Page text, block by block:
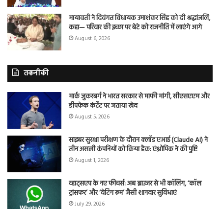
मायावती ने दिवंगत विधायक उमाशंकर सिंह को दी श्रद्धांजलि,
कहा— परिवार की इच्छा पर बेटे को राजनीति में लाएंगे आगे
August 6, 2026
तकनीकी
मार्क जुकरबर्ग ने भारत सरकार से माफी मांगी, सीएसएएम और
डीपफेक कंटेंट पर जताया खेद
August 5, 2026
साइबर सुरक्षा परीक्षण के दौरान क्लॉड एआई (Claude AI) ने
तीन असली कंपनियों को किया हैक: एंथ्रोपिक ने की पुष्टि
August 1, 2026
व्हाट्सएप के नए फीचर्स: अब ब्राउजर से भी कॉलिंग, ‘कॉल
ट्रांसफर’ और ‘वेटिंग रूम’ जैसी शानदार सुविधाएं
July 29, 2026